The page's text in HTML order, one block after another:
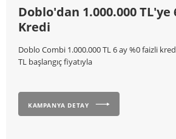
Doblo'dan 1.000.000 TL'ye
Kredi
Doblo Combi 1.000.000 TL 6 ay %0 faizli
TL başlangıç fiyatıyla
KAMPANYA DETAY